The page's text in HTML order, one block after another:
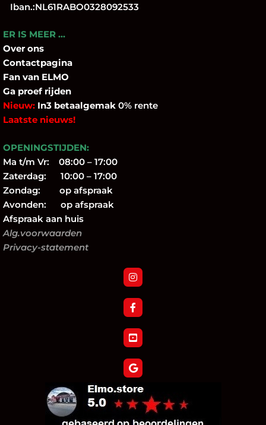
Iban.:NL61RABO0328092533
ER IS MEER …
Over ons
Contactpagina
Fan van ELMO
Ga proef rijden
Nieuw: In3 betaalgemak 0% rente
Laatste nieuws!
OPENINGSTIJDEN:
Ma t/m Vr: 08:00 – 17:00
Zaterdag: 10:00 – 17:00
Zondag: op afspraak
Avonden: op afspraak
Afspraak aan huis
Alg.voorwaarden
Privacy-statement